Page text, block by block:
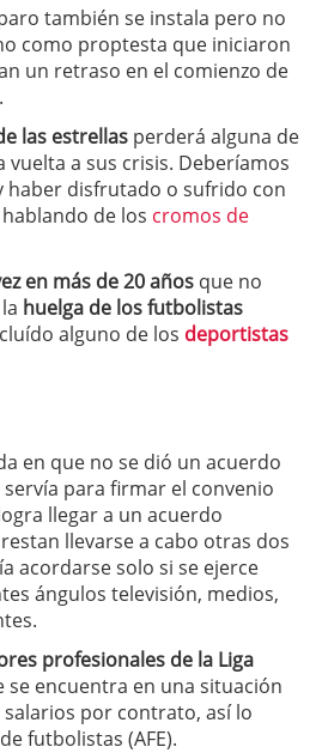
también se instala pero no
como proptesta que iniciaron
un retraso en el comienzo de
las estrellas perderá alguna de
vuelta a sus crisis. Deberíamos
haber disfrutado o sufrido con
de los cromos de
en más de 20 años que no
huelga de los futbolistas
alguno de los deportistas
en que no se dió un acuerdo
para firmar el convenio
llegar a un acuerdo
llevarse a cabo otras dos
acordarse solo si se ejerce
ángulos televisión, medios,
profesionales de la Liga
se encuentra en una situación
por contrato, así lo
futbolistas (AFE).